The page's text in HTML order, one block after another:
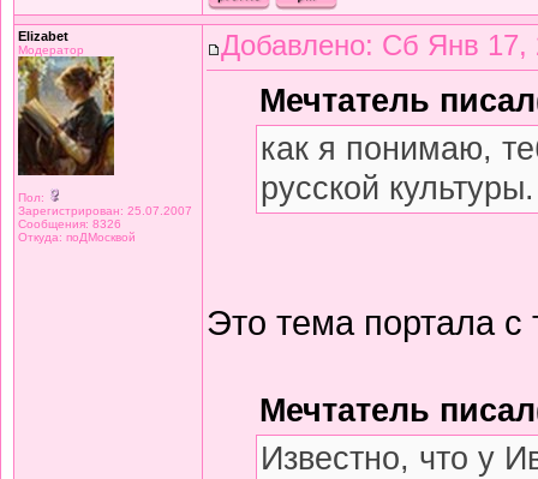
Elizabet
Модератор
Пол:
Зарегистрирован: 25.07.2007
Сообщения: 8326
Откуда: поДМосквой
Добавлено: Сб Янв 17,
Мечтатель
как я понимаю,
русской культуры.
Это тема портала с
Мечтатель
Известно, что у